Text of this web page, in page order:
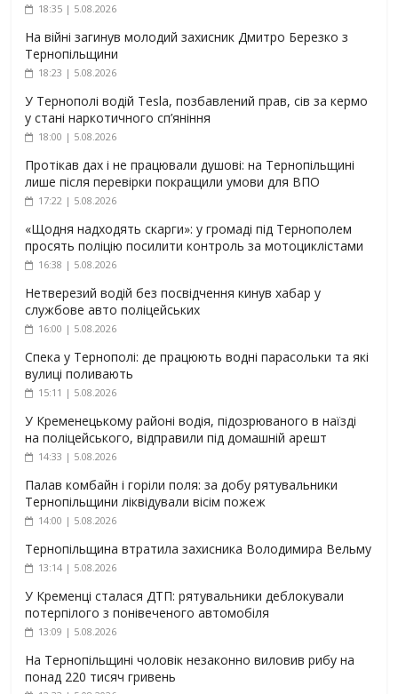
18:35 | 5.08.2026
На війні загинув молодий захисник Дмитро Березко з
Тернопільщини
18:23 | 5.08.2026
У Тернополі водій Tesla, позбавлений прав, сів за кермо
у стані наркотичного сп’яніння
18:00 | 5.08.2026
Протікав дах і не працювали душові: на Тернопільщині
лише після перевірки покращили умови для ВПО
17:22 | 5.08.2026
«Щодня надходять скарги»: у громаді під Тернополем
просять поліцію посилити контроль за мотоциклістами
16:38 | 5.08.2026
Нетверезий водій без посвідчення кинув хабар у
службове авто поліцейських
16:00 | 5.08.2026
Спека у Тернополі: де працюють водні парасольки та які
вулиці поливають
15:11 | 5.08.2026
У Кременецькому районі водія, підозрюваного в наїзді
на поліцейського, відправили під домашній арешт
14:33 | 5.08.2026
Палав комбайн і горіли поля: за добу рятувальники
Тернопільщини ліквідували вісім пожеж
14:00 | 5.08.2026
Тернопільщина втратила захисника Володимира Вельму
13:14 | 5.08.2026
У Кременці сталася ДТП: рятувальники деблокували
потерпілого з понівеченого автомобіля
13:09 | 5.08.2026
На Тернопільщині чоловік незаконно виловив рибу на
понад 220 тисяч гривень